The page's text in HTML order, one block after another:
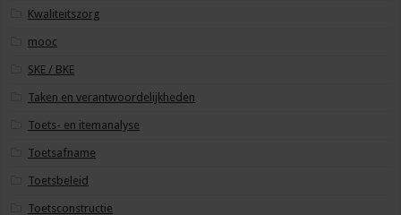
Kwaliteitszorg
mooc
SKE / BKE
Taken en verantwoordelijkheden
Toets- en itemanalyse
Toetsafname
Toetsbeleid
Toetsconstructie